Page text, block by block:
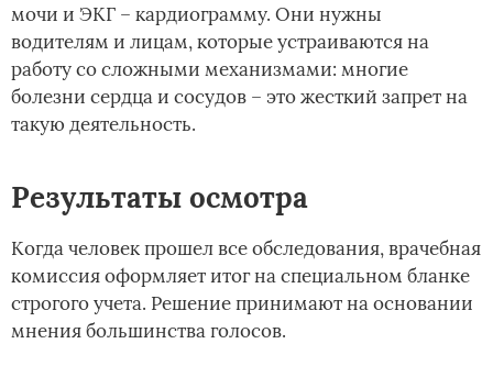
мочи и ЭКГ – кардиограмму. Они нужны
водителям и лицам, которые устраиваются на
работу со сложными механизмами: многие
болезни сердца и сосудов – это жесткий запрет на
такую деятельность.
Результаты осмотра
Когда человек прошел все обследования, врачебная
комиссия оформляет итог на специальном бланке
строгого учета. Решение принимают на основании
мнения большинства голосов.